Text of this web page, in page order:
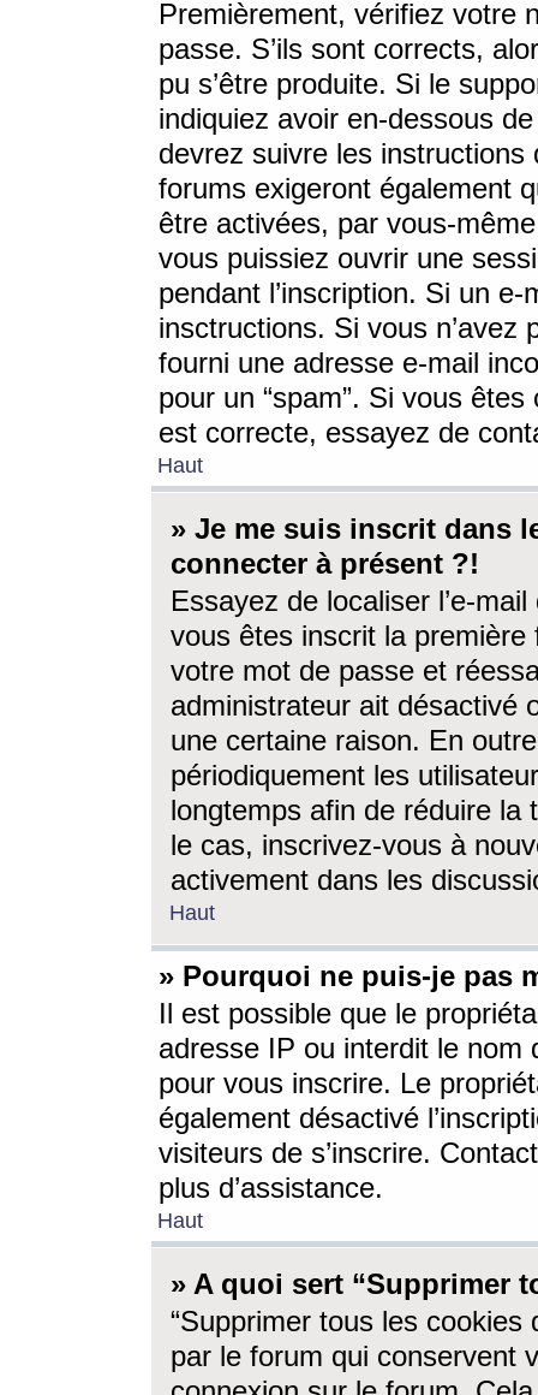
Premièrement, vérifiez votre
passe. S’ils sont corrects,
pu s’être produite. Si le
indiquiez avoir en-dessous
devrez suivre les
forums exigeront également
être activées, par vous-
vous puissiez ouvrir une
pendant l’inscription. Si un
insctructions. Si vous n’avez
fourni une adresse e-mail
pour un “spam”. Si vous
est correcte, essayez de
Haut
» Je me suis inscrit dans
connecter à présent ?!
Essayez de localiser l’e-
vous êtes inscrit la première
votre mot de passe et
administrateur ait désactivé
une certaine raison. En
périodiquement les
longtemps afin de réduire la
le cas, inscrivez-vous à
activement dans les
Haut
» Pourquoi ne puis-je pas
Il est possible que le
adresse IP ou interdit le nom
pour vous inscrire. Le
également désactivé
visiteurs de s’inscrire.
plus d’assistance.
Haut
» A quoi sert “Supprimer
“Supprimer tous les cookies
par le forum qui conservent